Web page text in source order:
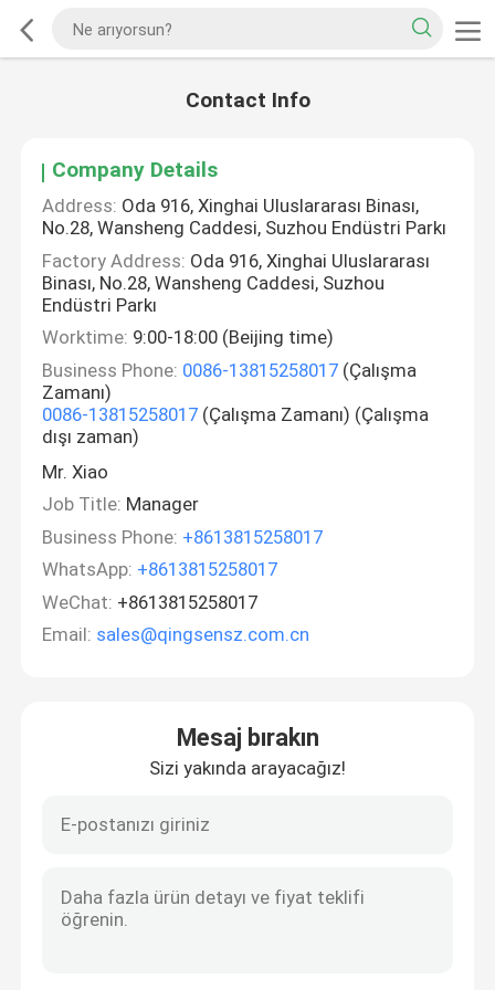
Contact Info
Company Details
Address: Oda 916, Xinghai Uluslararası Binası,
No.28, Wansheng Caddesi, Suzhou Endüstri Parkı
Factory Address: Oda 916, Xinghai Uluslararası
Binası, No.28, Wansheng Caddesi, Suzhou
Endüstri Parkı
Worktime: 9:00-18:00 (Beijing time)
Business Phone: 0086-13815258017 (Çalışma
Zamanı)
0086-13815258017 (Çalışma Zamanı) (Çalışma
dışı zaman)
Mr. Xiao
Job Title: Manager
Business Phone: +8613815258017
WhatsApp: +8613815258017
WeChat: +8613815258017
Email: sales@qingsensz.com.cn
Mesaj bırakın
Sizi yakında arayacağız!